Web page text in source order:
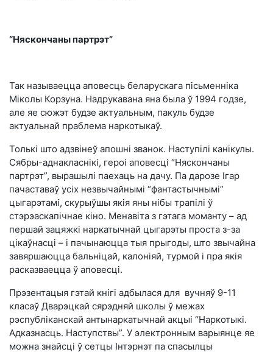
“Няскончаны партрэт”
Так называецца аповесць беларускага пісьменніка
Міколы Корзуна. Надрукавана яна была ў 1994 годзе,
але яе сюжэт будзе актуальным, пакуль будзе
актуальнай праблема наркотыкаў.
Толькі што адзвінеў апошні званок. Наступілі канікулы.
Сябры-аднакласнікі, героі аповесці “Няскончаны
партрэт”, вырашылі паехаць на дачу. Па дарозе Ігар
пачаставаў усіх незвычайнымі “фантастычнымі”
цыгарэтамі, скурыўшы якія яны нібы трапілі ў
стэрэаскапічнае кіно. Менавіта з гэтага моманту – ад
першай зацяжкі наркатычнай цыгарэты проста з-за
цікаўнасці – і пачынаюцца тыя прыгоды, што звычайна
завяршаюцца бальніцай, калоніяй, турмой і пра якія
расказваецца ў аповесці.
Прэзентацыя гэтай кнігі адбылася для вучняў 9-11
класаў Дварэцкай сярэдняй школы ў межах
рэспубліканскай антынаркатычнай акцыі “Наркотыкі.
Адказнасць. Наступствы”. У электронным варыянце яе
можна знайсці ў сетцы Інтэрнэт па спасылцы